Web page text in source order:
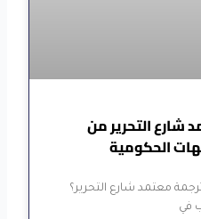
شارع التحرير من
الحكومية
معتمد شارع التحرير؟
في